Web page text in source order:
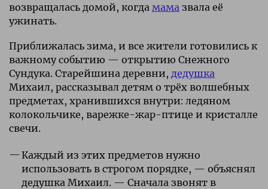
возвращалась домой, когда мама звала её
ужинать.
Приближалась зима, и все жители готовились к
важному событию — открытию Снежного
Сундука. Старейшина деревни, дедушка
Михаил, рассказывал детям о трёх волшебных
предметах, хранившихся внутри: ледяном
колокольчике, варежке-жар-птице и кристалле
свечи.
Каждый из этих предметов нужно
использовать в строгом порядке, — объяснял
дедушка Михаил. — Сначала звонят в